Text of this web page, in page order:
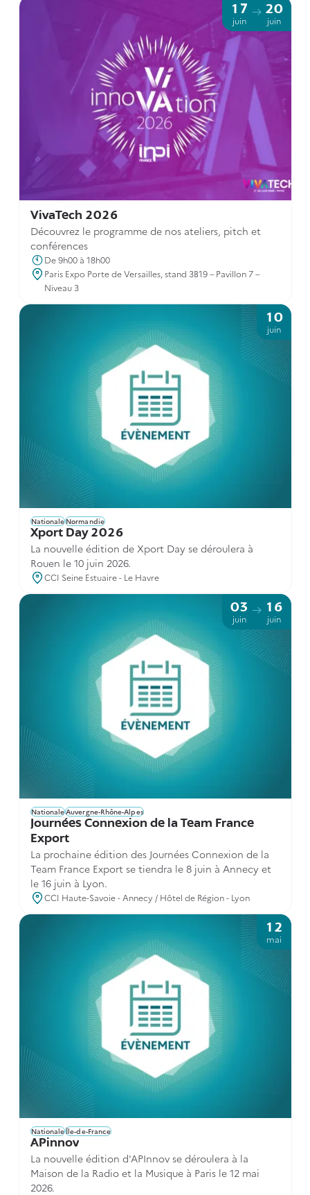
VivaTech 2026
Découvrez le programme de nos ateliers, pitch et
conférences
De 9h00 à 18h00
Paris Expo Porte de Versailles, stand 3B19 – Pavillon 7 –
Niveau 3
17
juin
20
juin
Xport Day 2026
La nouvelle édition de Xport Day se déroulera à
Rouen le 10 juin 2026.
CCI Seine Estuaire - Le Havre
NationaleNormandie
10
juin
Journées Connexion de la Team France
Export
La prochaine édition des Journées Connexion de la
Team France Export se tiendra le 8 juin à Annecy et
le 16 juin à Lyon.
CCI Haute-Savoie - Annecy / Hôtel de Région - Lyon
NationaleAuvergne-Rhône-Alpes
03
juin
16
juin
APinnov
La nouvelle édition d'APInnov se déroulera à la
Maison de la Radio et la Musique à Paris le 12 mai
2026.
NationaleÎle-de-France
12
mai